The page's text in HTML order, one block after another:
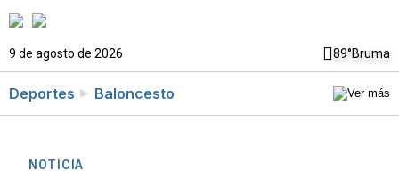
9 de agosto de 2026 89°Bruma
Deportes Baloncesto
NOTICIA